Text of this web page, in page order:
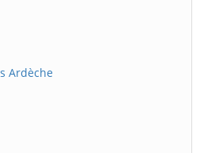
Ardèche